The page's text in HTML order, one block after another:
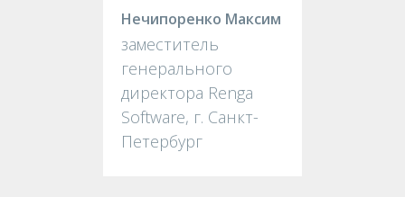
Нечипоренко Максим
заместитель
генерального
директора Renga
Software, г. Санкт-
Петербург